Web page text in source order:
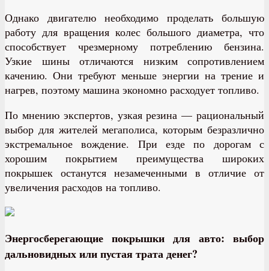
Однако двигателю необходимо проделать большую
работу для вращения колес большого диаметра, что
способствует чрезмерному потреблению бензина.
Узкие шины отличаются низким сопротивлением
качению. Они требуют меньше энергии на трение и
нагрев, поэтому машина экономно расходует топливо.
По мнению экспертов, узкая резина — рациональный
выбор для жителей мегаполиса, которым безразлично
экстремальное вождение. При езде по дорогам с
хорошим покрытием преимущества широких
покрышек останутся незамеченными в отличие от
увеличения расходов на топливо.
Энергосберегающие покрышки для авто: выбор
дальновидных или пустая трата денег?